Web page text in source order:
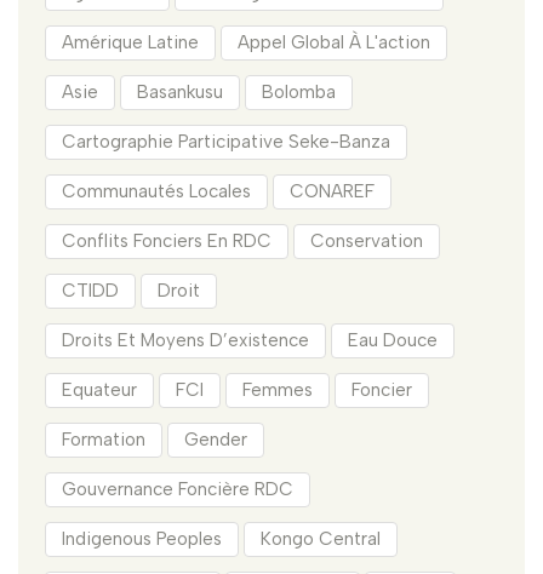
Amérique Latine Appel Global À L'action
Asie Basankusu Bolomba
Cartographie Participative Seke-Banza
Communautés Locales CONAREF
Conflits Fonciers En RDC Conservation
CTIDD Droit
Droits Et Moyens D’existence Eau Douce
Equateur FCI Femmes Foncier
Formation Gender
Gouvernance Foncière RDC
Indigenous Peoples Kongo Central